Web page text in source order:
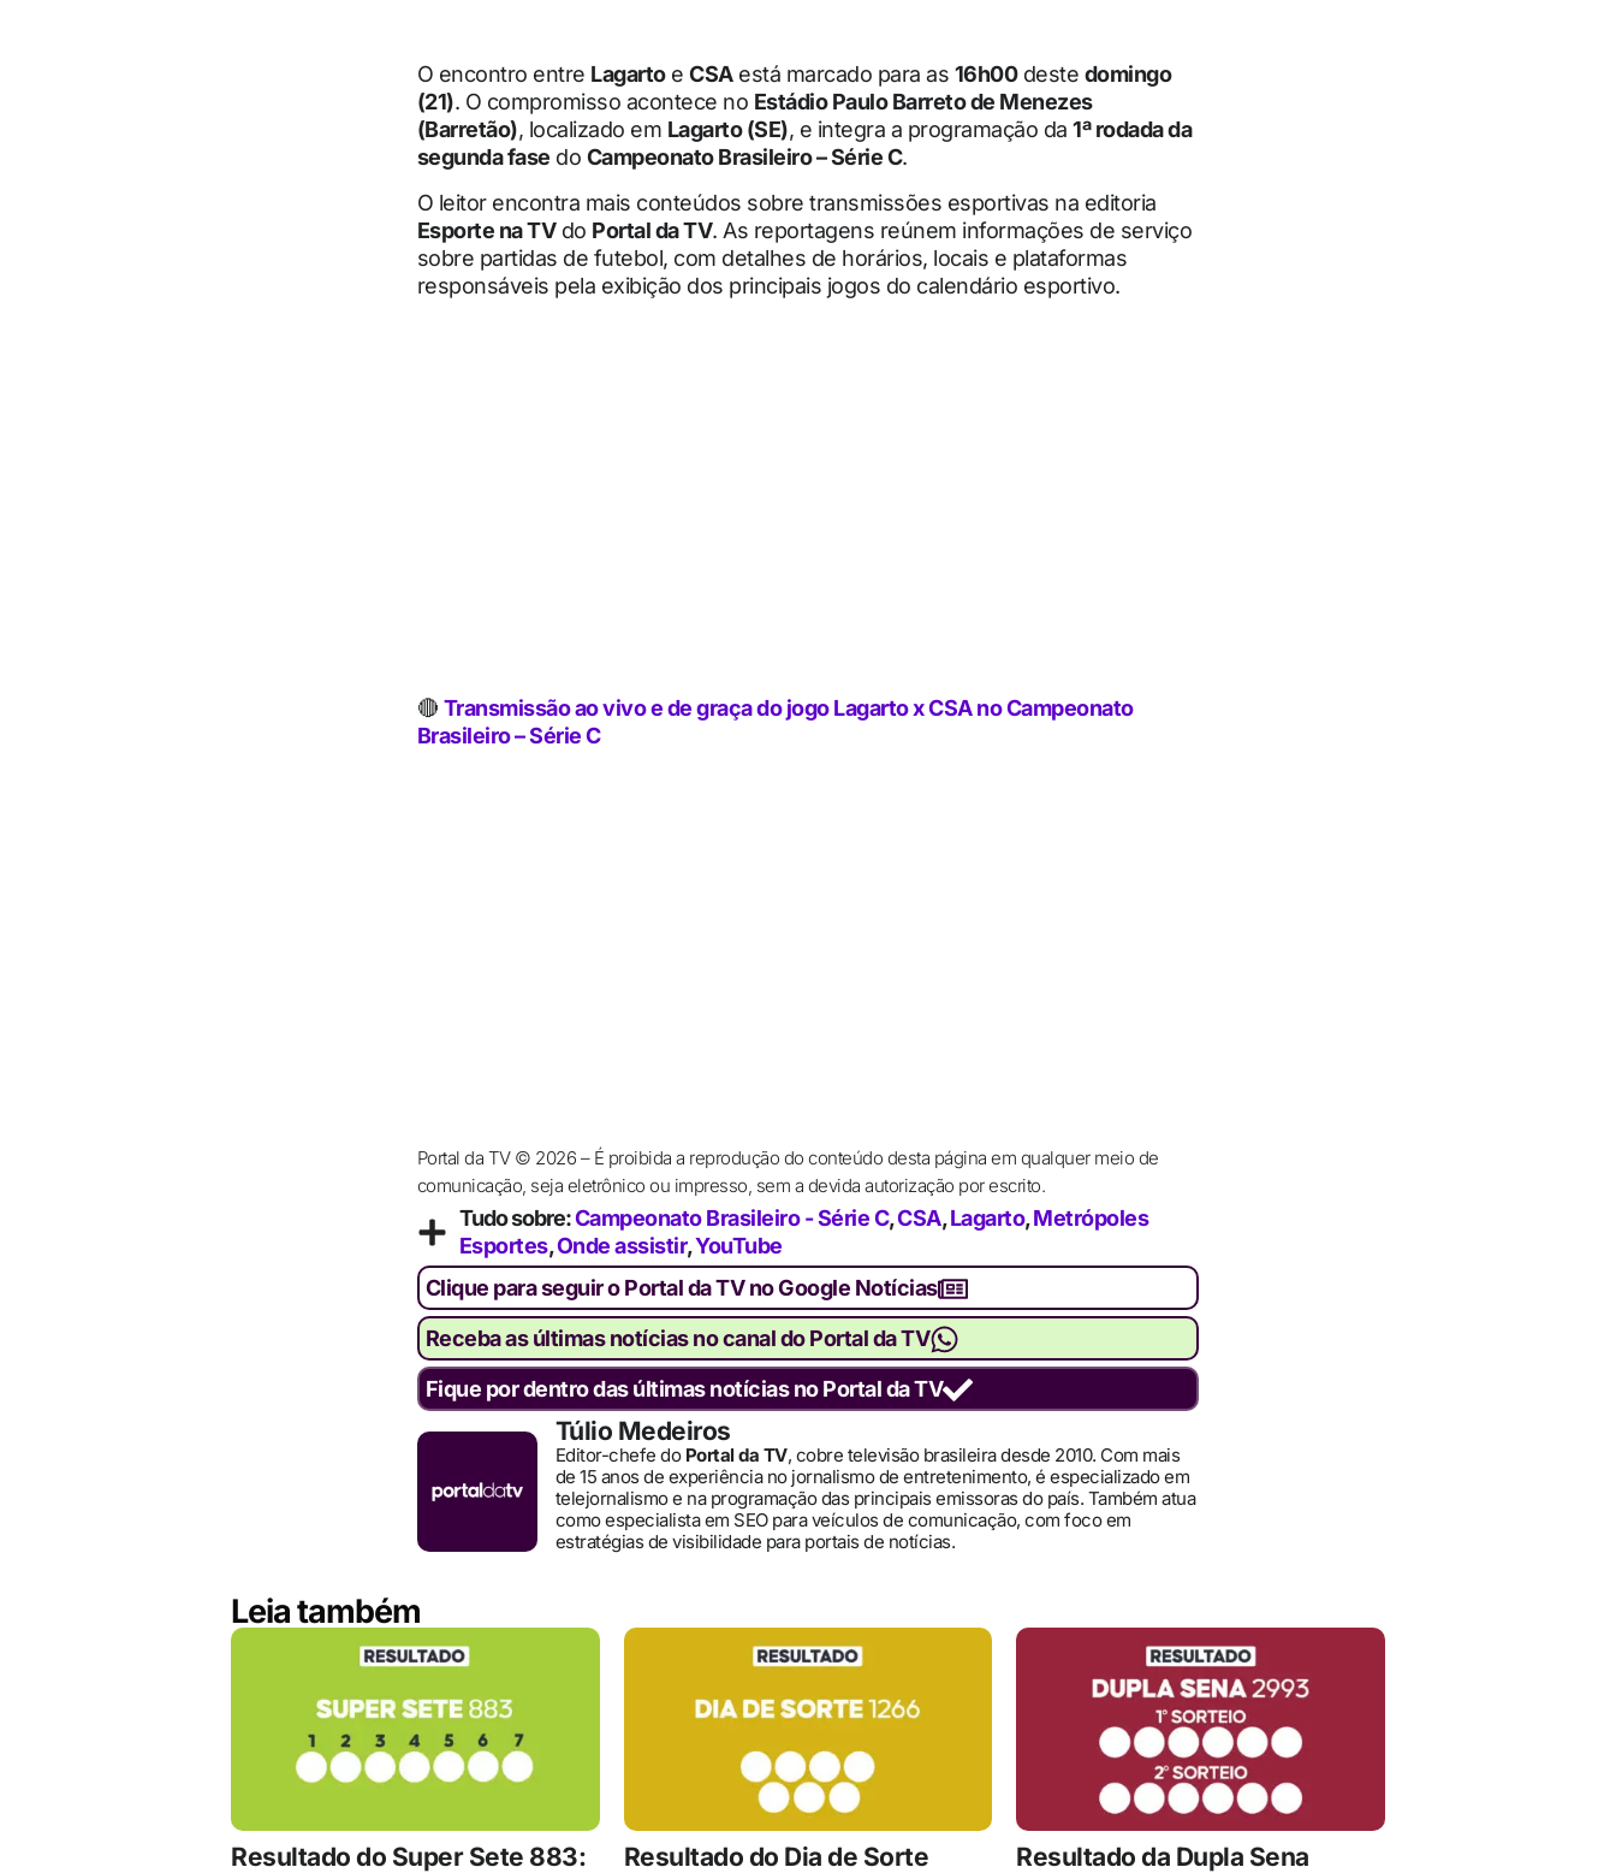
O encontro entre Lagartoe CSAestá marcado para as 16h00deste domingo
(21). O compromisso acontece no Estádio Paulo Barreto de Menezes
(Barretão), localizado em Lagarto (SE), e integra a programação da 1ª rodada da
segunda fase do Campeonato Brasileiro – Série C.
O leitor encontra mais conteúdos sobre transmissões esportivas na editoria
Esporte na TVdo Portal da TV. As reportagens reúnem informações de serviço
sobre partidas de futebol, com detalhes de horários, locais e plataformas
responsáveis pela exibição dos principais jogos do calendário esportivo.
🔴 Transmissão ao vivo e de graça do jogo Lagarto x CSA no Campeonato
Brasileiro – Série C
Portal da TV © 2026 – É proibida a reprodução do conteúdo desta página em qualquer meio de
comunicação, seja eletrônico ou impresso, sem a devida autorização por escrito.
Tudo sobre:Campeonato Brasileiro - Série C,CSA,Lagarto,Metrópoles
Esportes,Onde assistir,YouTube
Clique para seguir o Portal da TV no Google Notícias
Receba as últimas notícias no canal do Portal da TV
Fique por dentro das últimas notícias no Portal da TV
Túlio Medeiros
Editor-chefe do Portal da TV, cobre televisão brasileira desde 2010. Com mais
de 15 anos de experiência no jornalismo de entretenimento, é especializado em
telejornalismo e na programação das principais emissoras do país. Também atua
como especialista em SEO para veículos de comunicação, com foco em
estratégias de visibilidade para portais de notícias.
Leia também
Resultado do Super Sete 883:
Resultado do Dia de Sorte
Resultado da Dupla Sena